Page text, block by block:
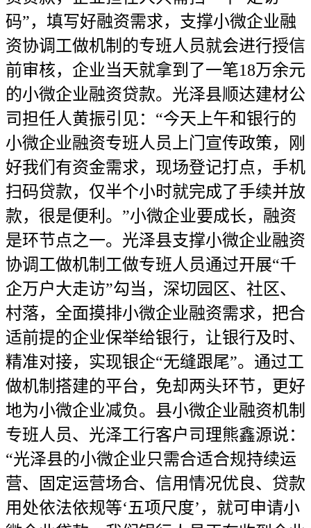
码”，填写好融资需求，支撑小微企业融
资协调工做机制的专班人员就会进行授信
前审核，企业当天就拿到了一笔18万余元
的小微企业融资贷款。光泽县顺达建材公
司担任人黄振引见：“今天上午和银行的
小微企业融资专班人员上门宣传政策，刚
好我们有资金需求，现场登记打点，手机
扫码贷款，仅半个小时就完成了手续并放
款，很是便利。”小微企业要成长，融资
是环节点之一。光泽县支撑小微企业融资
协调工做机制工做专班人员通过开展“千
企万户大走访”勾当，深切园区、社区、
村落，全面摸排小微企业融资需求，把合
适前提的企业保举给银行，让银行及时、
精准对接，实现银企“无缝跟尾”。通过工
做机制搭建的平台，免却两头环节，更好
地为小微企业减负。县小微企业融资机制
专班人员、光泽工行客户司理熊鑫源说：
“光泽县的小微企业只需合适合规持续运
营、固定运营场合、信用情况优良、贷款
用处依法依规等‘五项尺度’，就可申请小